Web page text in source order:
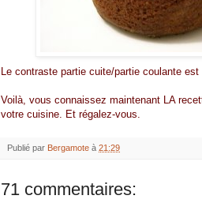
Le contraste partie cuite/partie coulante
Voilà, vous connaissez maintenant LA
votre cuisine. Et régalez-vous.
Publié par Bergamote à 21:29
71 commentaires: